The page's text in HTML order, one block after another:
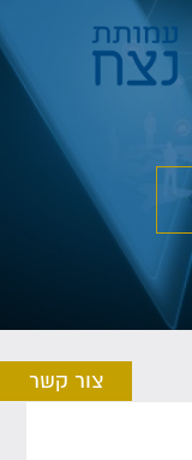
צור קשר